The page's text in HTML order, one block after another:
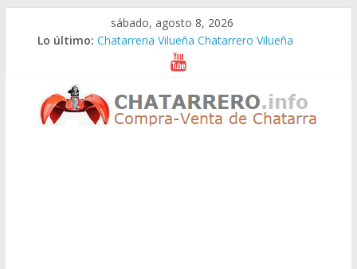
sábado, agosto 8, 2026
Lo último: Chatarreria Vilueña Chatarrero Vilueña
Chatarreria Zuera Chatarrero Zuera
Chatarreria Zaragoza Chatarrero Zaragoza
Chatarreria Zaida Chatarrero Zaida
Chatarreria Vistabella Chatarrero Vistabella